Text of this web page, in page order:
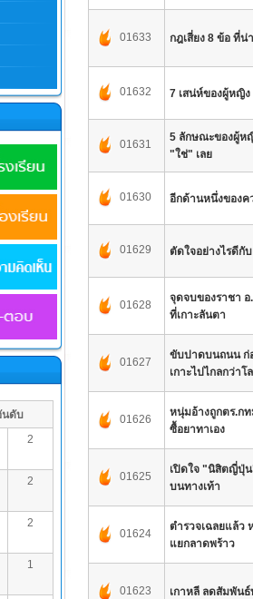
นดับ
2
2
2
1
01633 กฎเสี่ยง 8 ข้อ ที่
01632 7 เสน่ห์ของผู้หญิ
01631
5 ลักษณะของผู้ห
"ใช่" เลย
01630 อีกด้านหนึ่งของค
01629 ตัดใจอย่างไรดีกั
01628
จุดจบของราชา
ที่เกาะลันตา
01627
ขับปาดบนถนน ก่
เกาะไปไกลกว่าโล
01626
หนุ่มอ้างถูกตร.กท
ซื้อยาทาเอง
01625
เปิดใจ "นิสิตญี่ปุ่น
บนทางเท้า
01624
ตำรวจเฉลยแล้ว
แยกลาดพร้าว
01623 เกาหลี ลดสัมพัน